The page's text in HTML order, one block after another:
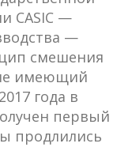
CАSIC —
—
смешения
не имеющий
года в
первый
продлились